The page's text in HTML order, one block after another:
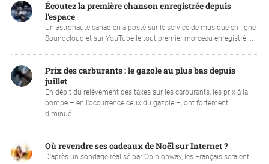
Écoutez la première chanson enregistrée depuis
l'espace
Un astronaute canadien a posté sur le service de musique en ligne
Soundcloud et sur YouTube le tout premier morceau enregistré ...
Prix des carburants : le gazole au plus bas depuis
juillet
En dépit du relèvement des taxes sur les carburants, les prix à la
pompe – en l'occurrence ceux du gazole –, ont fortement
diminué...
Où revendre ses cadeaux de Noël sur Internet ?
D'après un sondage réalisé par Opinionway, les Français seraient